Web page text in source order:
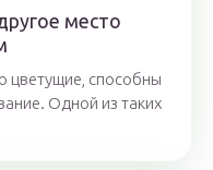
место
цветущие, способны
Одной из таких